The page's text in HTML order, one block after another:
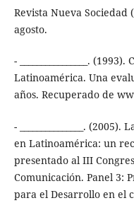
Revista Nueva Sociedad
agosto.
- ________________.
Latinoamérica. Una
años. Recuperado de
- _______________.
en Latinoamérica: un
presentado al III
Comunicación. Panel 3:
para el Desarrollo en el